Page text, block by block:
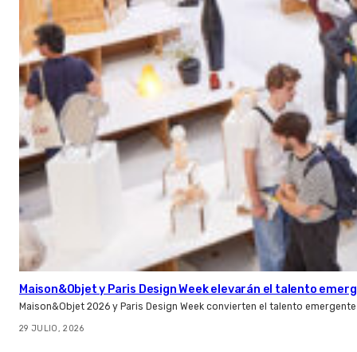
Maison&Objet y Paris Design Week elevarán el talento
Maison&Objet 2026 y Paris Design Week convierten el talento
29 JULIO, 2026